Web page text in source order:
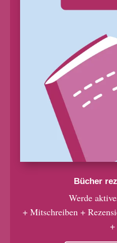
Bücher
Werde
+ Mitschreiben +
+